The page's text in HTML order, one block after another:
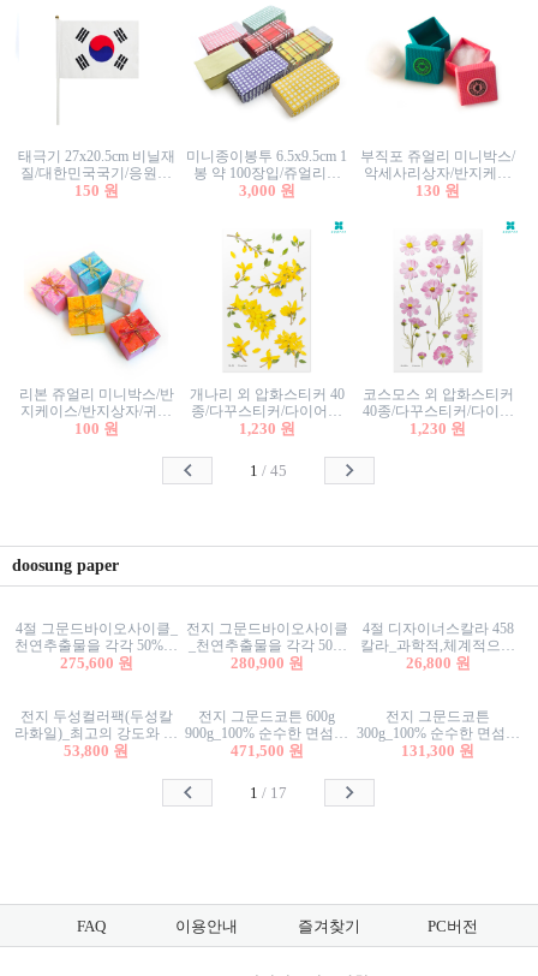
태극기 27x20.5cm 비닐재
질/대한민국국기/응원깃
발/행사깃발
150 원
미니종이봉투 6.5x9.5cm 1
봉 약 100장입/쥬얼리봉
투/증명사진봉투/악세사
3,000 원
부직포 쥬얼리 미니박스/
악세사리상자/반지케이
스/반지상자/귀걸이상자/
130 원
리본 쥬얼리 미니박스/반
지케이스/반지상자/귀걸
이상자/귀걸이박스/악세
100 원
개나리 외 압화스티커 40
종/다꾸스티커/다이어리
꾸미기/꽃스티커/자연물
1,230 원
코스모스 외 압화스티커
40종/다꾸스티커/다이어
리꾸미기/꽃스티커/자연
1,230 원
1 /45
doosung paper
4절 그문드바이오사이클_
천연추출물을 각각 50%이
상 함유한 친환경그래픽
275,600 원
전지 그문드바이오사이클
_천연추출물을 각각 50%
이상 함유한 친환경그래
280,900 원
4절 디자이너스칼라 458
칼라_과학적,체계적으로
분류된 200색을 갖춘 색지
26,800 원
전지 두성컬러팩(두성칼
라화일)_최고의 강도와 평
활성을 지닌 다양한 컬러
53,800 원
전지 그문드코튼 600g
900g_100% 순수한 면섬유
로 만든 친환경프리미엄
471,500 원
전지 그문드코튼
300g_100% 순수한 면섬유
로 만든 친환경프리미엄
131,300 원
1 / 17
FAQ 이용안내 즐겨찾기 PC버전